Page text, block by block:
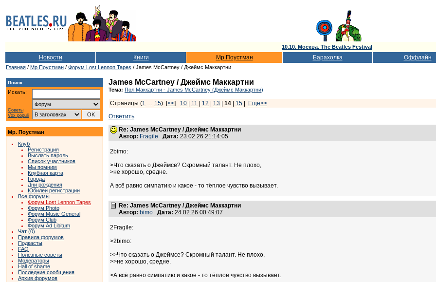
10.10. Москва. The Beatles Festival
Новости Книги Мр.Поустман Барахолка Оффлайн
Главная / Мр.Поустман / Форум Lost Lennon Tapes / James McCartney / Джеймс Маккартни
Поиск
Искать:
Советы
Vox populi
Мр. Поустман
Клуб
Регистрация
Выслать пароль
Список участников
Мы помним
Клубная карта
Города
Дни рождения
Юбилеи регистрации
Все форумы
Форум Lost Lennon Tapes
Форум Photo
Форум Music General
Форум Club
Форум Ad Libitum
Чат (0)
Правила форумов
Подкасты
FAQ
Полезные советы
Модераторы
Hall of shame
Последние сообщения
Архив форумов
James McCartney / Джеймс Маккартни
Тема: Пол Маккартни - James McCartney (Джеймс Маккартни)
Страницы (1 … 15): [<<] 10 11 12 13 14 15
Еще>>
Ответить
Re: James McCartney / Джеймс Маккартни
Автор: Fragile Дата: 23.02.26 21:14:05
2bimo:
>Что сказать о Джеймсе? Скромный талант. Не плохо,
>не хорошо, средне.
А всё равно симпатию и какое - то тёплое чувство вызывает.
Re: James McCartney / Джеймс Маккартни
Автор: bimo Дата: 24.02.26 00:49:07
2Fragile:
>2bimo:
>>Что сказать о Джеймсе? Скромный талант. Не плохо,
>>не хорошо, средне.
>А всё равно симпатию и какое - то тёплое чувство вызывает.